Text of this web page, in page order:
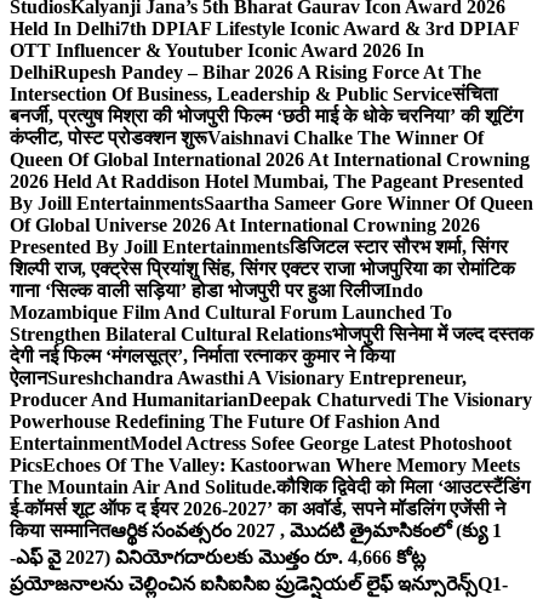
StudiosKalyanji Jana’s 5th Bharat Gaurav Icon Award 2026
Held In Delhi7th DPIAF Lifestyle Iconic Award & 3rd DPIAF
OTT Influencer & Youtuber Iconic Award 2026 In
DelhiRupesh Pandey – Bihar 2026 A Rising Force At The
Intersection Of Business, Leadership & Public Serviceसंचिता
बनर्जी, प्रत्युष मिश्रा की भोजपुरी फिल्म ‘छठी माई के धोके चरनिया’ की शूटिंग
कंप्लीट, पोस्ट प्रोडक्शन शुरूVaishnavi Chalke The Winner Of
Queen Of Global International 2026 At International Crowning
2026 Held At Raddison Hotel Mumbai, The Pageant Presented
By Joill EntertainmentsSaartha Sameer Gore Winner Of Queen
Of Global Universe 2026 At International Crowning 2026
Presented By Joill Entertainmentsडिजिटल स्टार सौरभ शर्मा, सिंगर
शिल्पी राज, एक्ट्रेस प्रियांशु सिंह, सिंगर एक्टर राजा भोजपुरिया का रोमांटिक
गाना ‘सिल्क वाली सड़िया’ होडा भोजपुरी पर हुआ रिलीजIndo
Mozambique Film And Cultural Forum Launched To
Strengthen Bilateral Cultural Relationsभोजपुरी सिनेमा में जल्द दस्तक
देगी नई फिल्म ‘मंगलसूत्र’, निर्माता रत्नाकर कुमार ने किया
ऐलानSureshchandra Awasthi A Visionary Entrepreneur,
Producer And HumanitarianDeepak Chaturvedi The Visionary
Powerhouse Redefining The Future Of Fashion And
EntertainmentModel Actress Sofee George Latest Photoshoot
PicsEchoes Of The Valley: Kastoorwan Where Memory Meets
The Mountain Air And Solitude.कौशिक द्विवेदी को मिला ‘आउटस्टैंडिंग
ई-कॉमर्स शूट ऑफ द ईयर 2026-2027’ का अवॉर्ड, सपने मॉडलिंग एजेंसी ने
किया सम्मानितఆర్థిక సంవత్సరం 2027 , మొదటి త్రైమాసికంలో (క్యు 1
-ఎఫ్ వై 2027) వినియోగదారులకు మొత్తం రూ. 4,666 కోట్ల
ప్రయోజనాలను చెల్లించిన ఐసిఐసిఐ ప్రుడెన్షియల్ లైఫ్ ఇన్సూరెన్స్Q1-